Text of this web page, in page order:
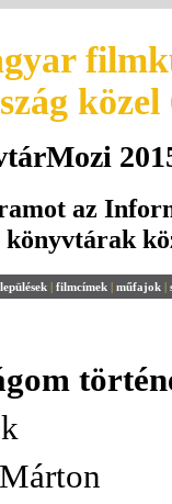
az
könyvtárak
| filmcímek | műfajok |